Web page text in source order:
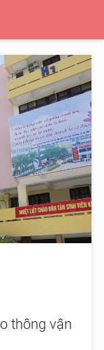
thông vận